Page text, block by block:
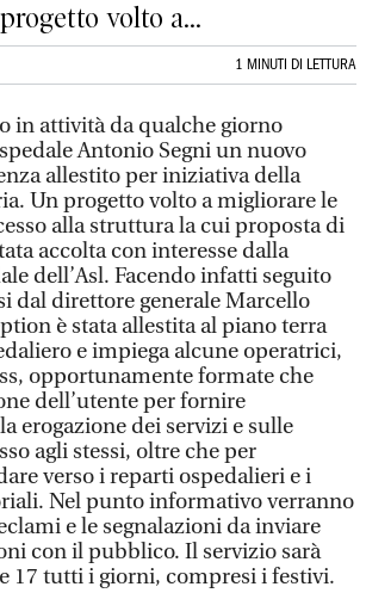
volto a...
1 MINUTI DI LETTURA
in attività da qualche giorno
Antonio Segni un nuovo
allestito per iniziativa della
Un progetto volto a migliorare le
alla struttura la cui proposta di
accolta con interesse dalla
dell’Asl. Facendo infatti seguito
dal direttore generale Marcello
è stata allestita al piano terra
e impiega alcune operatrici,
opportunamente formate che
dell’utente per fornire
erogazione dei servizi e sulle
agli stessi, oltre che per
verso i reparti ospedalieri e i
Nel punto informativo verranno
e le segnalazioni da inviare
con il pubblico. Il servizio sarà
17 tutti i giorni, compresi i festivi.